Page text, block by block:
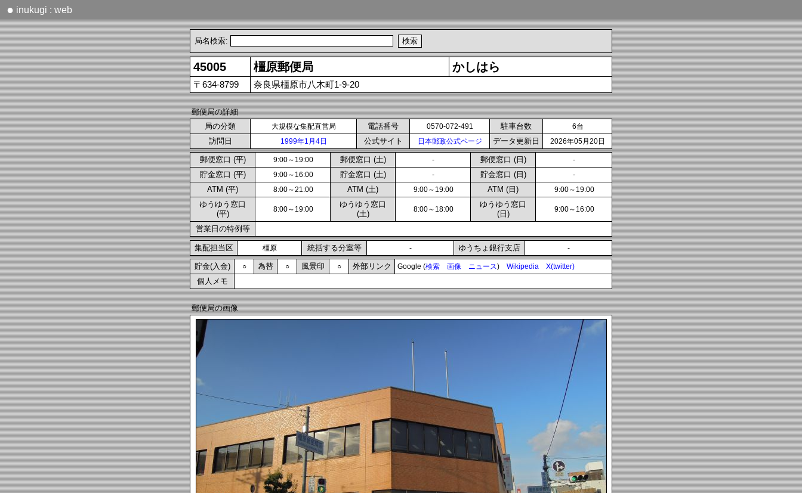
● inukugi : web
局名検索:
45005 橿原郵便局 かしはら
〒634-8799 奈良県橿原市八木町1-9-20
郵便局の詳細
局の分類
大規模な集配直営局 電話番号 0570-072-491 駐車台数 6台
訪問日 1999年1月4日 公式サイト 日本郵政公式ページ データ更新日 2026年05月20日
郵便窓口 (平) 9:00～19:00 郵便窓口 (土) - 郵便窓口 (日) -
貯金窓口 (平) 9:00～16:00 貯金窓口 (土) - 貯金窓口 (日) -
ATM (平) 8:00～21:00 ATM (土) 9:00～19:00 ATM (日) 9:00～19:00
ゆうゆう窓口
(平)
8:00～19:00
ゆうゆう窓口
(土)
8:00～18:00
ゆうゆう窓口
(日)
9:00～16:00
営業日の特例等
集配担当区 橿原 統括する分室等 - ゆうちょ銀行支店 -
貯金(入金) ○ 為替 ○ 風景印 ○ 外部リンク Google (検索 画像 ニュース) Wikipedia X(twitter)
個人メモ
郵便局の画像